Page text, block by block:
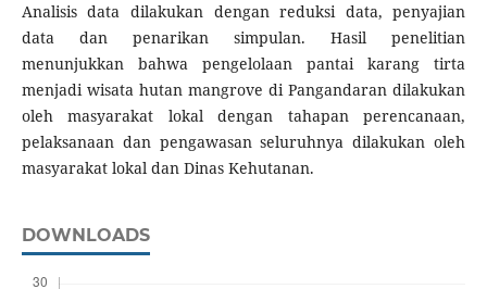
Analisis data dilakukan dengan reduksi data, penyajian
data dan penarikan simpulan. Hasil penelitian
menunjukkan bahwa pengelolaan pantai karang tirta
menjadi wisata hutan mangrove di Pangandaran dilakukan
oleh masyarakat lokal dengan tahapan perencanaan,
pelaksanaan dan pengawasan seluruhnya dilakukan oleh
masyarakat lokal dan Dinas Kehutanan.
DOWNLOADS